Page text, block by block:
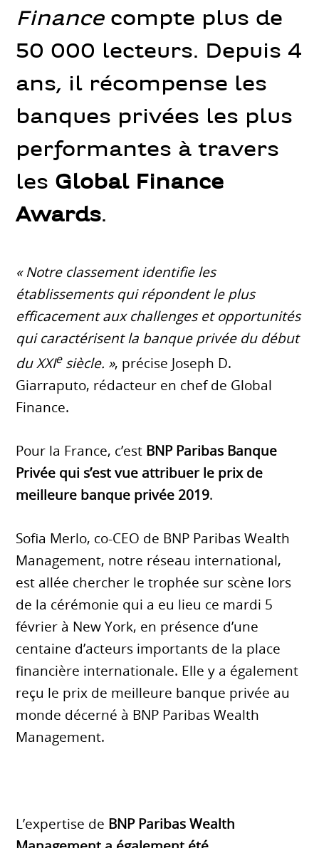
Financecompte plus de
50 000 lecteurs. Depuis 4
ans, il récompense les
banques privées les plus
performantes à travers
les Global Finance
Awards.
« Notre classement identifie les
établissements qui répondent le plus
efficacement aux challenges et opportunités
qui caractérisent la banque privée du début
du XXIesiècle. », précise Joseph D.
Giarraputo, rédacteur en chef de Global
Finance.
Pour la France, c’est BNP Paribas Banque
Privée qui s’est vue attribuer le prix de
meilleure banque privée 2019.
Sofia Merlo, co-CEO de BNP Paribas Wealth
Management, notre réseau international,
est allée chercher le trophée sur scène lors
de la cérémonie qui a eu lieu ce mardi 5
février à New York, en présence d’une
centaine d’acteurs importants de la place
financière internationale. Elle y a également
reçu le prix de meilleure banque privée au
monde décerné à BNP Paribas Wealth
Management.
L’expertise de BNP Paribas Wealth